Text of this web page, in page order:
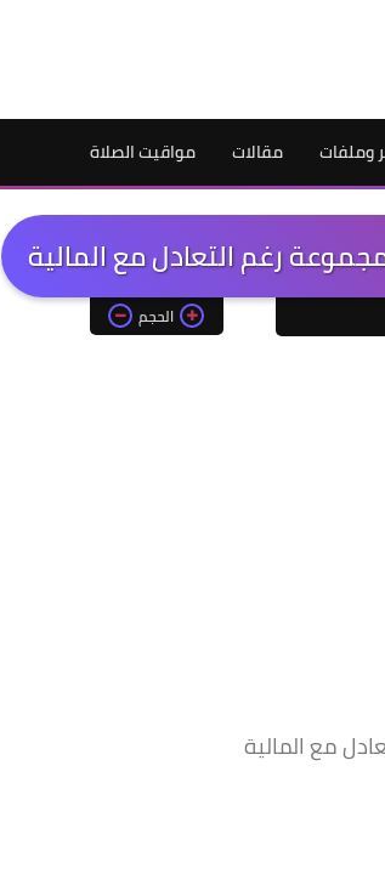
وملفات مقالات مواقيت الصلاة
رغم التعادل مع المالية
الحجم
مع المالية